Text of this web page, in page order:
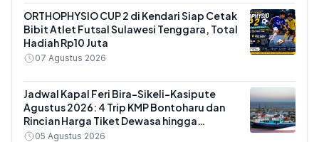
ORTHOPHYSIO CUP 2 di Kendari Siap Cetak
Bibit Atlet Futsal Sulawesi Tenggara, Total
Hadiah Rp10 Juta
07 Agustus 2026
Jadwal Kapal Feri Bira-Sikeli-Kasipute
Agustus 2026: 4 Trip KMP Bontoharu dan
Rincian Harga Tiket Dewasa hingga
Kendaraan Golongan IX
05 Agustus 2026